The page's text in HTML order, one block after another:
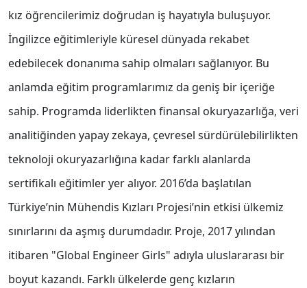
kız öğrencilerimiz doğrudan iş hayatıyla buluşuyor.
İngilizce eğitimleriyle küresel dünyada rekabet
edebilecek donanıma sahip olmaları sağlanıyor. Bu
anlamda eğitim programlarımız da geniş bir içeriğe
sahip. Programda liderlikten finansal okuryazarlığa, veri
analitiğinden yapay zekaya, çevresel sürdürülebilirlikten
teknoloji okuryazarlığına kadar farklı alanlarda
sertifikalı eğitimler yer alıyor. 2016’da başlatılan
Türkiye’nin Mühendis Kızları Projesi’nin etkisi ülkemiz
sınırlarını da aşmış durumdadır. Proje, 2017 yılından
itibaren "Global Engineer Girls" adıyla uluslararası bir
boyut kazandı. Farklı ülkelerde genç kızların